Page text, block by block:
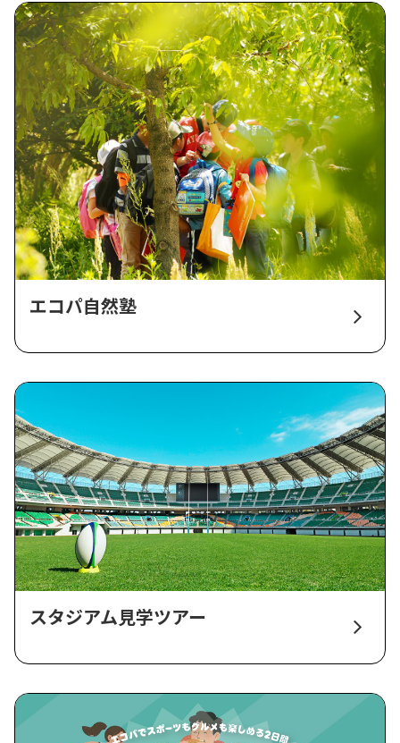
エコパ自然塾
スタジアム見学ツアー